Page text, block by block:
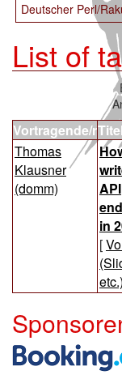
Deutscher Perl/
List of
Vortragende/rTitel
Thomas
Klausner
(‎domm‎)
API
in
[
etc.)